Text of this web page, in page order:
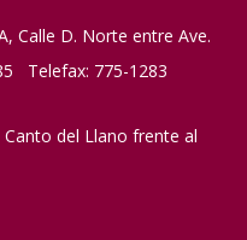
Calle D. Norte entre Ave.
Telefax: 775-1283
Canto del Llano frente al